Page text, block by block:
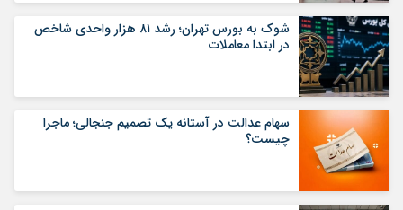
شوک به بورس تهران؛ رشد ۸۱ هزار واحدی شاخص
در ابتدا معاملات
سهام عدالت در آستانه یک تصمیم جنجالی؛ ماجرا
چیست؟